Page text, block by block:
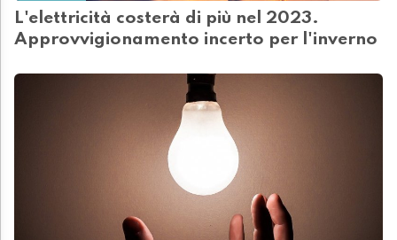
L'elettricità costerà di più nel 2023.
Approvvigionamento incerto per l'inverno